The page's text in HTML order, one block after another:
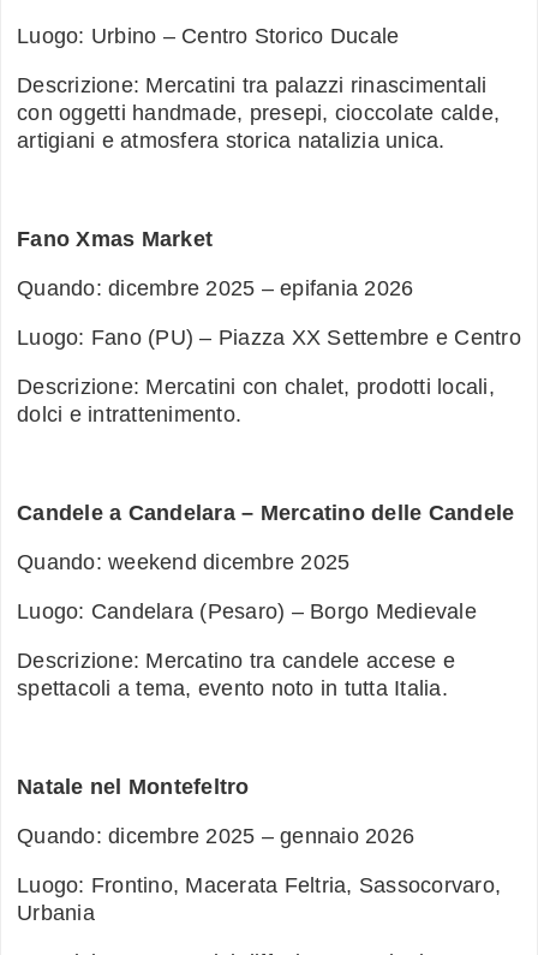
Luogo: Urbino – Centro Storico Ducale
Descrizione: Mercatini tra palazzi rinascimentali
con oggetti handmade, presepi, cioccolate calde,
artigiani e atmosfera storica natalizia unica.
Fano Xmas Market
Quando: dicembre 2025 – epifania 2026
Luogo: Fano (PU) – Piazza XX Settembre e Centro
Descrizione: Mercatini con chalet, prodotti locali,
dolci e intrattenimento.
Candele a Candelara – Mercatino delle Candele
Quando: weekend dicembre 2025
Luogo: Candelara (Pesaro) – Borgo Medievale
Descrizione: Mercatino tra candele accese e
spettacoli a tema, evento noto in tutta Italia.
Natale nel Montefeltro
Quando: dicembre 2025 – gennaio 2026
Luogo: Frontino, Macerata Feltria, Sassocorvaro,
Urbania